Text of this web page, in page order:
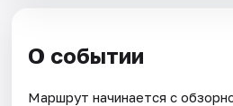
О событии
Маршрут начинается с